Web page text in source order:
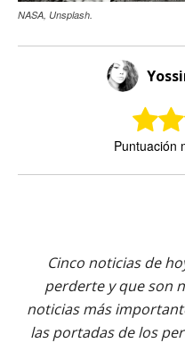
NASA, Unsplash.
Puntuación
Cinco noticias de
perderte y que son
noticias más
las portadas de los